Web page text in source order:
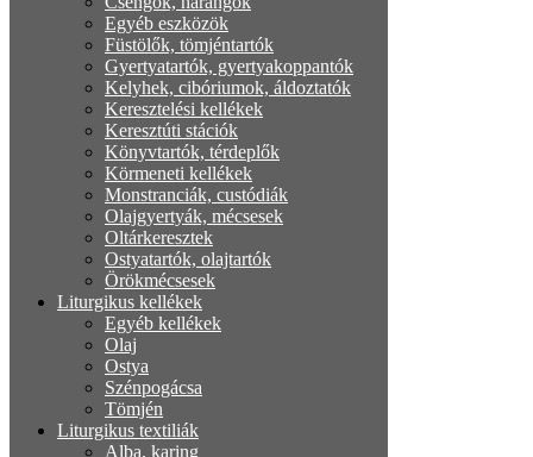
Egyéb eszközök
Füstölők, tömjéntartók
Gyertyatartók, gyertyakoppantók
Kelyhek, cibóriumok, áldoztatók
Keresztelési kellékek
Keresztúti stációk
Könyvtartók, térdeplők
Körmeneti kellékek
Monstranciák, custódiák
Olajgyertyák, mécsesek
Oltárkeresztek
Ostyatartók, olajtartók
Örökmécsesek
Liturgikus kellékek
Egyéb kellékek
Olaj
Ostya
Szénpogácsa
Tömjén
Liturgikus textiliák
Alba, karing